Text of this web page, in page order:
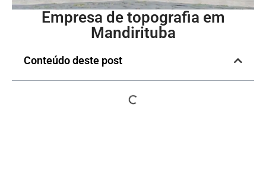
Empresa de topografia em
Mandirituba
Conteúdo deste post